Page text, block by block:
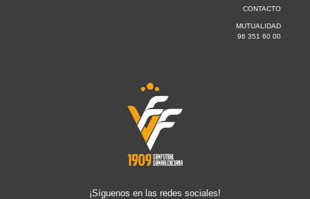
CONTACTO
MUTUALIDAD
96 351 60 00
¡Síguenos en las redes sociales!